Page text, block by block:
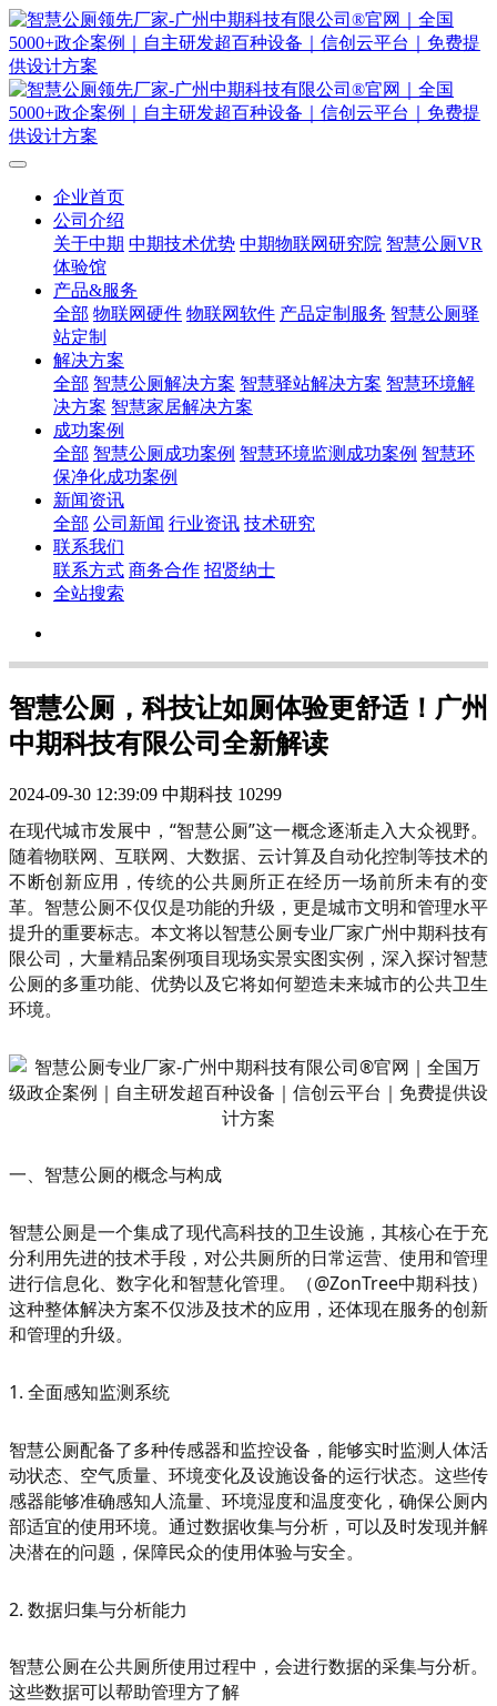
企业首页
公司介绍
关于中期 中期技术优势 中期物联网研究院 智慧公厕VR
体验馆
产品&服务
全部 物联网硬件 物联网软件 产品定制服务 智慧公厕驿
站定制
解决方案
全部 智慧公厕解决方案 智慧驿站解决方案 智慧环境解
决方案 智慧家居解决方案
成功案例
全部 智慧公厕成功案例 智慧环境监测成功案例 智慧环
保净化成功案例
新闻资讯
全部 公司新闻 行业资讯 技术研究
联系我们
联系方式 商务合作 招贤纳士
全站搜索
智慧公厕，科技让如厕体验更舒适！广州
中期科技有限公司全新解读
2024-09-30 12:39:09 中期科技 10299
在现代城市发展中，“智慧公厕”这一概念逐渐走入大众视野。
随着物联网、互联网、大数据、云计算及自动化控制等技术的
不断创新应用，传统的公共厕所正在经历一场前所未有的变
革。智慧公厕不仅仅是功能的升级，更是城市文明和管理水平
提升的重要标志。本文将以智慧公厕专业厂家广州中期科技有
限公司，大量精品案例项目现场实景实图实例，深入探讨智慧
公厕的多重功能、优势以及它将如何塑造未来城市的公共卫生
环境。
一、智慧公厕的概念与构成
智慧公厕是一个集成了现代高科技的卫生设施，其核心在于充
分利用先进的技术手段，对公共厕所的日常运营、使用和管理
进行信息化、数字化和智慧化管理。（@ZonTree中期科技）
这种整体解决方案不仅涉及技术的应用，还体现在服务的创新
和管理的升级。
1. 全面感知监测系统
智慧公厕配备了多种传感器和监控设备，能够实时监测人体活
动状态、空气质量、环境变化及设施设备的运行状态。这些传
感器能够准确感知人流量、环境湿度和温度变化，确保公厕内
部适宜的使用环境。通过数据收集与分析，可以及时发现并解
决潜在的问题，保障民众的使用体验与安全。
2. 数据归集与分析能力
智慧公厕在公共厕所使用过程中，会进行数据的采集与分析。
这些数据可以帮助管理方了解